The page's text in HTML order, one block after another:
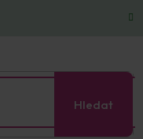
Hledat